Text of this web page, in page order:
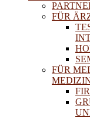
FÜR
FÜR